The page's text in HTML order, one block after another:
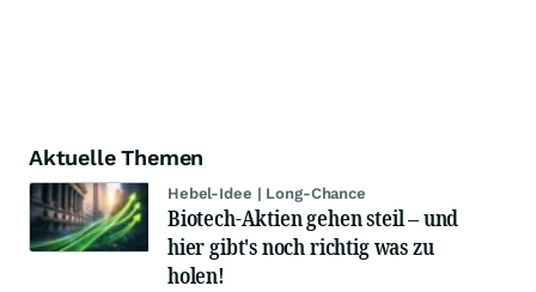
Aktuelle Themen
Hebel-Idee | Long-Chance
Biotech-Aktien gehen steil – und
hier gibt's noch richtig was zu
holen!